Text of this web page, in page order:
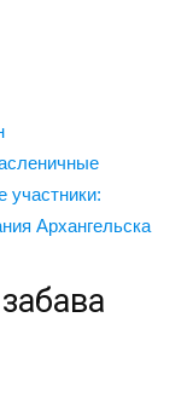
участники:
Архангельска